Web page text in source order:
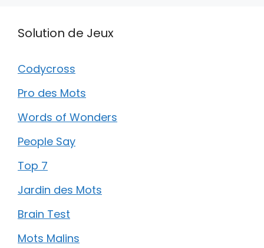
Solution de Jeux
Codycross
Pro des Mots
Words of Wonders
People Say
Top 7
Jardin des Mots
Brain Test
Mots Malins